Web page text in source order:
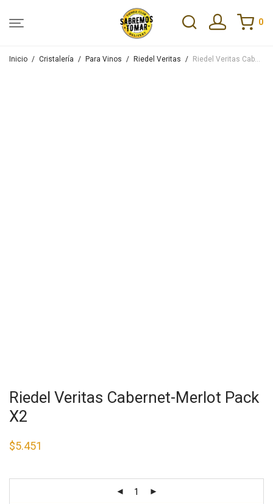
0
Inicio / Cristalería / Para Vinos / Riedel Veritas / Riedel Veritas Cabernet-Merlot Pack X2
Riedel Veritas Cabernet-Merlot Pack
X2
$5.451